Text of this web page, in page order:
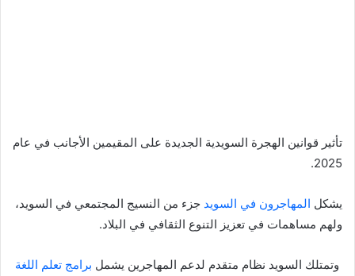
تأثير قوانين الهجرة السويدية الجديدة على المقيمين الأجانب في عام
2025.
يشكل المهاجرون في السويد جزء من النسيج المجتمعي في السويد،
ولهم مساهمات في تعزيز التنوع الثقافي في البلاد.
وتمتلك السويد نظام متقدم لدعم المهاجرين يشمل برامج تعلم اللغة